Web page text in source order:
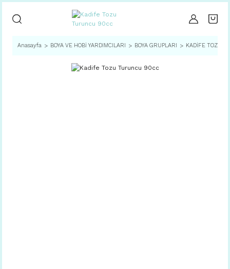
Anasayfa BOYA VE HOBİ YARDIMCILARI BOYA GRUPLARI KADİFE TOZLU